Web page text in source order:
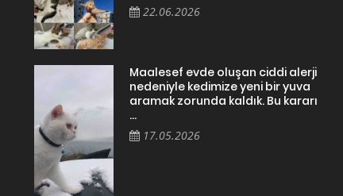
22.06.2026
Maalesef evde oluşan ciddi alerji
nedeniyle kedimize yeni bir yuva
aramak zorunda kaldık. Bu kararı
...
17.05.2026